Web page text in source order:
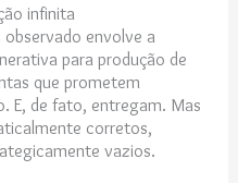
infinita
envolve a
para produção de
que prometem
E, de fato, entregam. Mas
corretos,
vazios.